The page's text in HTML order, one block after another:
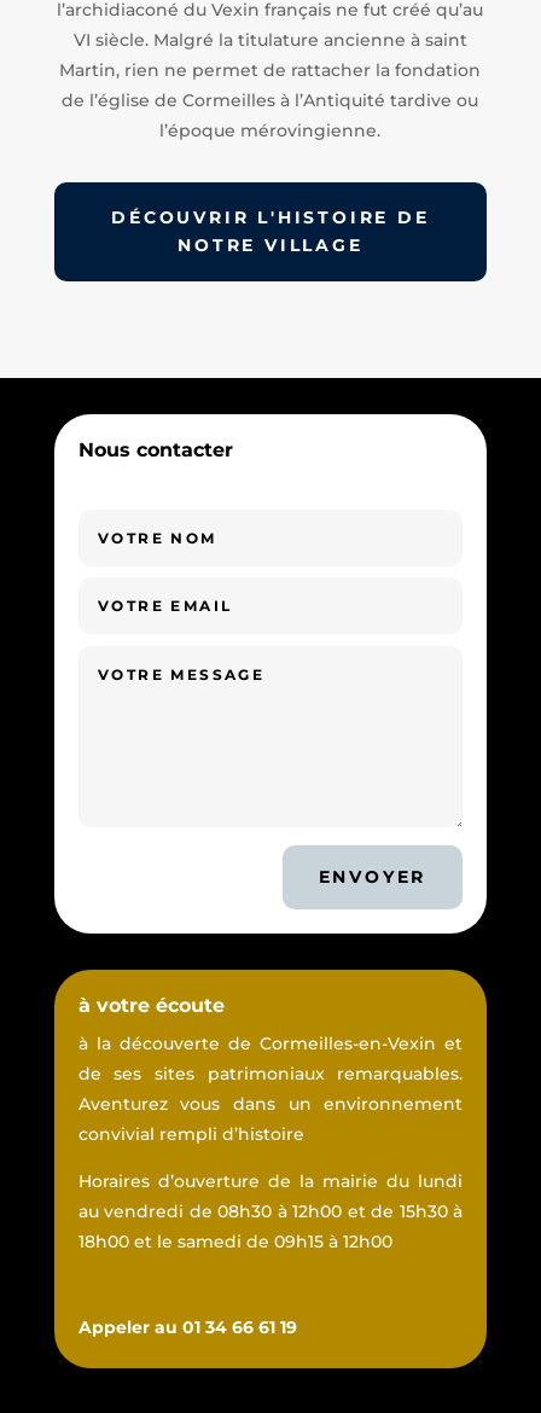
l’archidiaconé du Vexin français ne fut créé qu’au
VI siècle. Malgré la titulature ancienne à saint
Martin, rien ne permet de rattacher la fondation
de l’église de Cormeilles à l’Antiquité tardive ou
l’époque mérovingienne.
DÉCOUVRIR L'HISTOIRE DE
NOTRE VILLAGE
Nous contacter
ENVOYER
à votre écoute
à la découverte de Cormeilles-en-Vexin et
de ses sites patrimoniaux remarquables.
Aventurez vous dans un environnement
convivial rempli d’histoire
Horaires d’ouverture de la mairie du lundi
au vendredi de 08h30 à 12h00 et de 15h30 à
18h00 et le samedi de 09h15 à 12h00
Appeler au 01 34 66 61 19